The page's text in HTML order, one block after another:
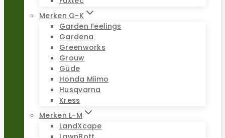
Merken G-K
Garden Feelings
Gardena
Greenworks
Grouw
Güde
Honda Miimo
Husqvarna
Kress
Merken L-M
LandXcape